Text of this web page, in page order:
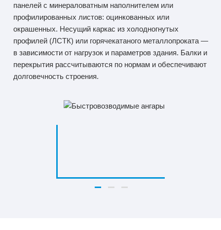
панелей с минераловатным наполнителем или
профилированных листов: оцинкованных или
окрашенных. Несущий каркас из холодногнутых
профилей (ЛСТК) или горячекатаного металлопроката —
в зависимости от нагрузок и параметров здания. Балки и
перекрытия рассчитываются по нормам и обеспечивают
долговечность строения.